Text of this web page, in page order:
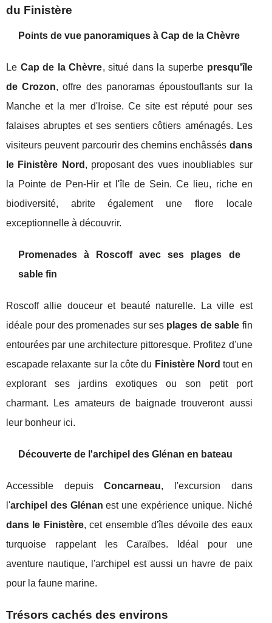
du Finistère
Points de vue panoramiques à Cap de la Chèvre
Le Cap de la Chèvre, situé dans la superbe presqu'île
de Crozon, offre des panoramas époustouflants sur la
Manche et la mer d'Iroise. Ce site est réputé pour ses
falaises abruptes et ses sentiers côtiers aménagés. Les
visiteurs peuvent parcourir des chemins enchâssés dans
le Finistère Nord , proposant des vues inoubliables sur
la Pointe de Pen-Hir et l'île de Sein. Ce lieu, riche en
biodiversité, abrite également une flore locale
exceptionnelle à découvrir.
Promenades à Roscoff avec ses plages de
sable fin
Roscoff allie douceur et beauté naturelle. La ville est
idéale pour des promenades sur ses plages de sable fin
entourées par une architecture pittoresque. Profitez d'une
escapade relaxante sur la côte du Finistère Nord tout en
explorant ses jardins exotiques ou son petit port
charmant. Les amateurs de baignade trouveront aussi
leur bonheur ici.
Découverte de l'archipel des Glénan en bateau
Accessible depuisConcarneau, l'excursion dans
l'archipel des Glénan est une expérience unique. Niché
dans le Finistère, cet ensemble d'îles dévoile des eaux
turquoise rappelant les Caraïbes. Idéal pour une
aventure nautique, l'archipel est aussi un havre de paix
pour la faune marine.
Trésors cachés des environs